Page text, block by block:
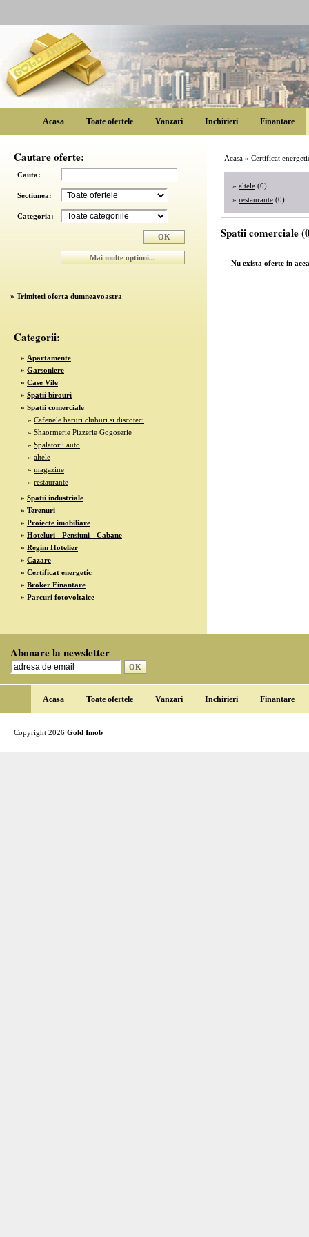
Acasa Toate ofertele Vanzari Inchirieri Finantare
Cautare oferte:
Cauta:
Sectiunea:
Categoria:
» Trimiteti oferta dumneavoastra
Categorii:
» Apartamente
» Garsoniere
» Case Vile
» Spatii birouri
» Spatii comerciale
» Cafenele baruri cluburi si discoteci
» Shaormerie Pizzerie Gogoserie
» Spalatorii auto
» altele
» magazine
» restaurante
» Spatii industriale
» Terenuri
» Proiecte imobiliare
» Hoteluri - Pensiuni - Cabane
» Regim Hotelier
» Cazare
» Certificat energetic
» Broker Finantare
» Parcuri fotovoltaice
Acasa » Certificat
» altele (0)
» restaurante (0)
Spatii comerciale
Nu exista oferte in
Abonare la newsletter
Acasa Toate ofertele Vanzari Inchirieri Finantare
Copyright 2026 Gold Imob